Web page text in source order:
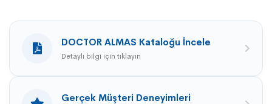
DOCTOR ALMAS Kataloğu İncele
Detaylı bilgi için tıklayın
Gerçek Müşteri Deneyimleri